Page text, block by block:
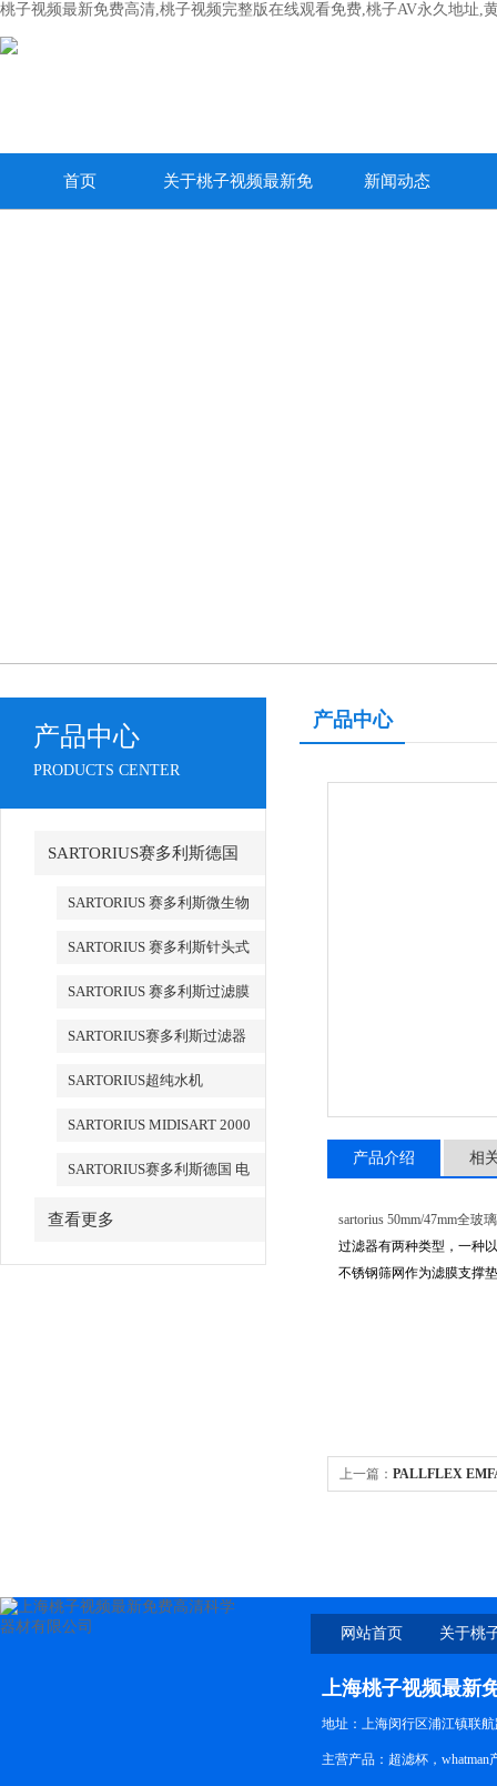
桃子视频最新免费高清,桃子视频完整版在线观看免费,桃子AV永久地址,
首页 关于桃子视频最新免 新闻动态
产品中心
PRODUCTS CENTER
SARTORIUS赛多利斯德国
SARTORIUS 赛多利斯微生物
SARTORIUS 赛多利斯针头式
SARTORIUS 赛多利斯过滤膜
SARTORIUS赛多利斯过滤器
SARTORIUS超纯水机
SARTORIUS MIDISART 2000
SARTORIUS赛多利斯德国 电
查看更多
产品中心
产品介绍 相
sartorius 50mm/47mm全玻
过滤器有两种类型，一
不锈钢筛网作为滤膜支撑垫
上一篇： PALLFLEX
网站首页 关于桃
新免
上海桃子视频最新
地址：上海闵行区浦江镇联
主营产品：超滤杯，whatman产